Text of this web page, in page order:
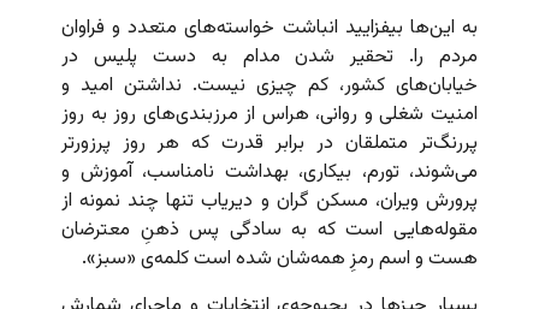
به این‌ها بیفزایید انباشت خواسته‌های متعدد و فراوان
مردم را. تحقیر شدن مدام به دست پلیس در
خیابان‌های کشور، کم چیزی نیست. نداشتن امید و
امنیت شغلی و روانی، هراس از مرزبندی‌های روز به روز
پررنگ‌تر متملقان در برابر قدرت که هر روز پرزورتر
می‌شوند، تورم، بیکاری، بهداشت نامناسب، آموزش و
پرورش ویران، مسکن گران و دیریاب تنها چند نمونه از
مقوله‌هایی است که به سادگی پس ذهنِ معترضان
هست و اسم رمزِ همه‌شان شده است کلمه‌ی «سبز».